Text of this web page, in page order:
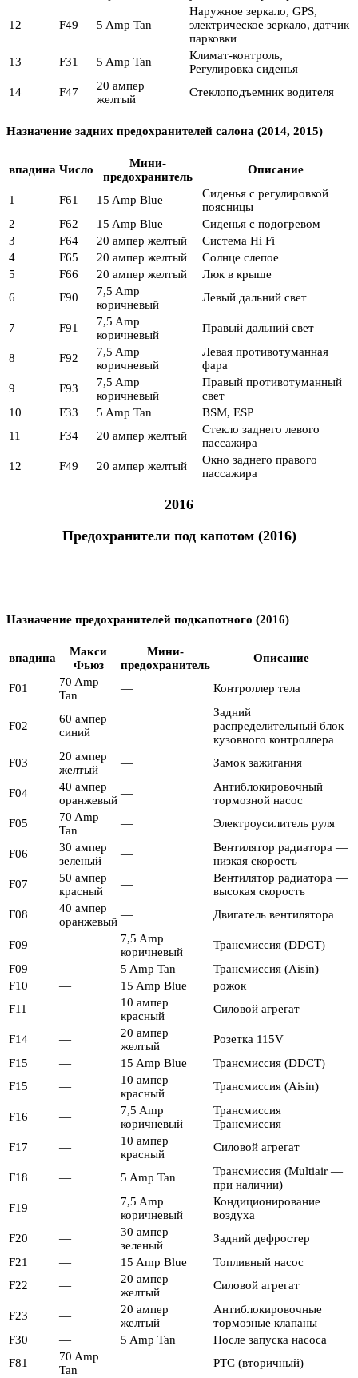
12 F49 5 Amp Tan
Наружное зеркало, GPS,
электрическое зеркало, датчик
парковки
13
F31 5 Amp Tan
Климат-контроль,
Регулировка сиденья
14
F47
20 ампер
желтый
Стеклоподъемник водителя
Назначение задних предохранителей салона (2014, 2015)
впадина Число
Мини-
предохранитель
Описание
1 F61 15 Amp Blue
Сиденья с регулировкой
поясницы
2
F62 15 Amp Blue
Сиденья с подогревом
3
F64 20 ампер желтый
Система Hi Fi
4
F65 20 ампер желтый
Солнце слепое
5
F66 20 ампер желтый
Люк в крыше
6
F90
7,5 Amp
коричневый
Левый дальний свет
7 F91
7,5 Amp
коричневый
Правый дальний свет
8 F92
7,5 Amp
коричневый
Левая противотуманная
фара
9
F93
7,5 Amp
коричневый
Правый противотуманный
свет
10
F33 5 Amp Tan
BSM, ESP
11
F34 20 ампер желтый
Стекло заднего левого
пассажира
12
F49 20 ампер желтый
Окно заднего правого
пассажира
2016
Предохранители под капотом (2016)
Назначение предохранителей подкапотного (2016)
впадина
Макси
Фьюз
Мини-
предохранитель
Описание
F01
70 Amp
Tan
— Контроллер тела
F02
60 ампер
синий
—
Задний
распределительный блок
кузовного контроллера
F03
20 ампер
желтый
— Замок зажигания
F04
40 ампер
оранжевый
—
Антиблокировочный
тормозной насос
F05
70 Amp
Tan
— Электроусилитель руля
F06
30 ампер
зеленый
—
Вентилятор радиатора —
низкая скорость
F07
50 ампер
красный
—
Вентилятор радиатора —
высокая скорость
F08
40 ампер
оранжевый
— Двигатель вентилятора
F09 —
7,5 Amp
коричневый
Трансмиссия (DDCT)
F09
— 5 Amp Tan
Трансмиссия (Aisin)
F10
— 15 Amp Blue
рожок
F11
—
10 ампер
красный
Силовой агрегат
F14 —
20 ампер
желтый
Розетка 115V
F15
— 15 Amp Blue
Трансмиссия (DDCT)
F15
—
10 ампер
красный
Трансмиссия (Aisin)
F16 —
7,5 Amp
коричневый
Трансмиссия
Трансмиссия
F17
—
10 ампер
красный
Силовой агрегат
F18 — 5 Amp Tan
Трансмиссия (Multiair —
при наличии)
F19
—
7,5 Amp
коричневый
Кондиционирование
воздуха
F20
—
30 ампер
зеленый
Задний дефростер
F21
— 15 Amp Blue
Топливный насос
F22
—
20 ампер
желтый
Силовой агрегат
F23 —
20 ампер
желтый
Антиблокировочные
тормозные клапаны
F30
— 5 Amp Tan
После запуска насоса
F81
70 Amp
Tan
— PTC (вторичный)